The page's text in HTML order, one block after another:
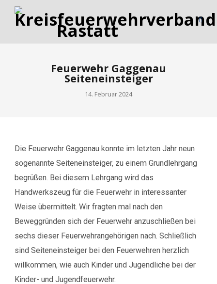
Feuerwehr Gaggenau
Seiteneinsteiger
14. Februar 2024
Die Feuerwehr Gaggenau konnte im letzten Jahr neun
sogenannte Seiteneinsteiger, zu einem Grundlehrgang
begrüßen. Bei diesem Lehrgang wird das
Handwerkszeug für die Feuerwehr in interessanter
Weise übermittelt. Wir fragten mal nach den
Beweggründen sich der Feuerwehr anzuschließen bei
sechs dieser Feuerwehrangehörigen nach. Schließlich
sind Seiteneinsteiger bei den Feuerwehren herzlich
willkommen, wie auch Kinder und Jugendliche bei der
Kinder- und Jugendfeuerwehr.